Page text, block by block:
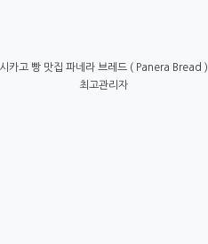
시카고 빵 맛집 파네라 브레드 ( Panera Bread )
최고관리자